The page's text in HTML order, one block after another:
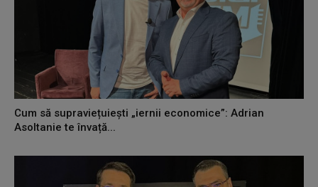
Cum să supraviețuiești „iernii economice”: Adrian
Asoltanie te învață...